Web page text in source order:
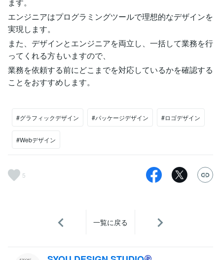
エンジニアはプログラミングツールで理想的なデザインを
実現します。
また、デザインとエンジニアを両立し、一括して業務を行
ってくれる方もいますので、
業務を依頼する前にどこまでを対応しているかを確認する
ことをおすすめします。
#グラフィックデザイン #パッケージデザイン #ロゴデザイン
#Webデザイン
5
一覧に戻る